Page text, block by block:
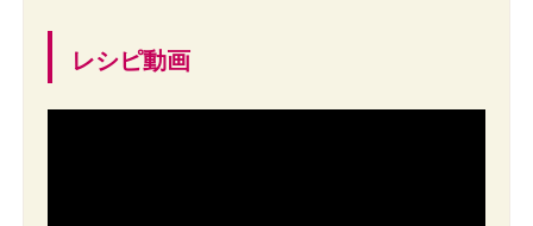
レシピ動画